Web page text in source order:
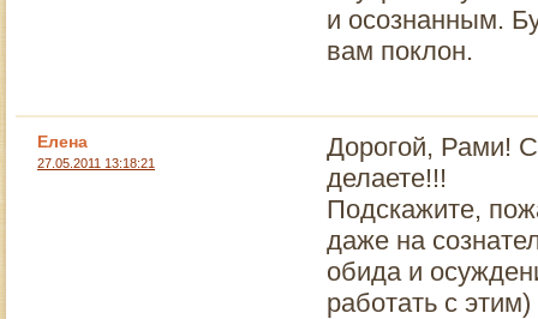
и осознанным.
вам поклон.
Елена
27.05.2011 13:18:21
Дорогой, Рами!
делаете!!!
Подскажите,
даже на
обида и
работать с